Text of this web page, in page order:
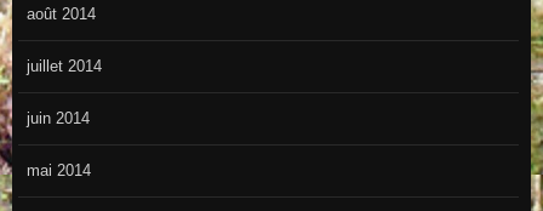
août 2014
juillet 2014
juin 2014
mai 2014